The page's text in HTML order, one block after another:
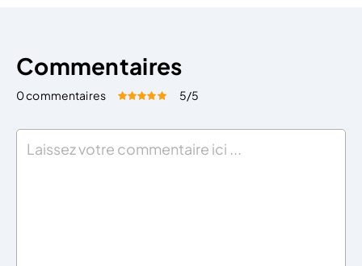
Commentaires
0 commentaires Évaluez cet article:
5/5